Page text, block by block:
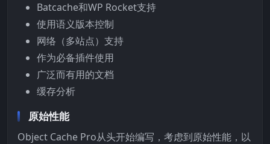
Batcache和WP Rocket支持
使用语义版本控制
网络（多站点）支持
作为必备插件使用
广泛而有用的文档
缓存分析
原始性能
Object Cache Pro从头开始编写，考虑到原始性能，以